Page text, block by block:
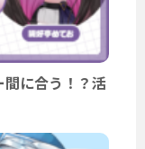
に合う！？活